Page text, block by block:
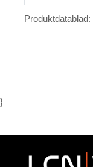
Produktdatablad:
}